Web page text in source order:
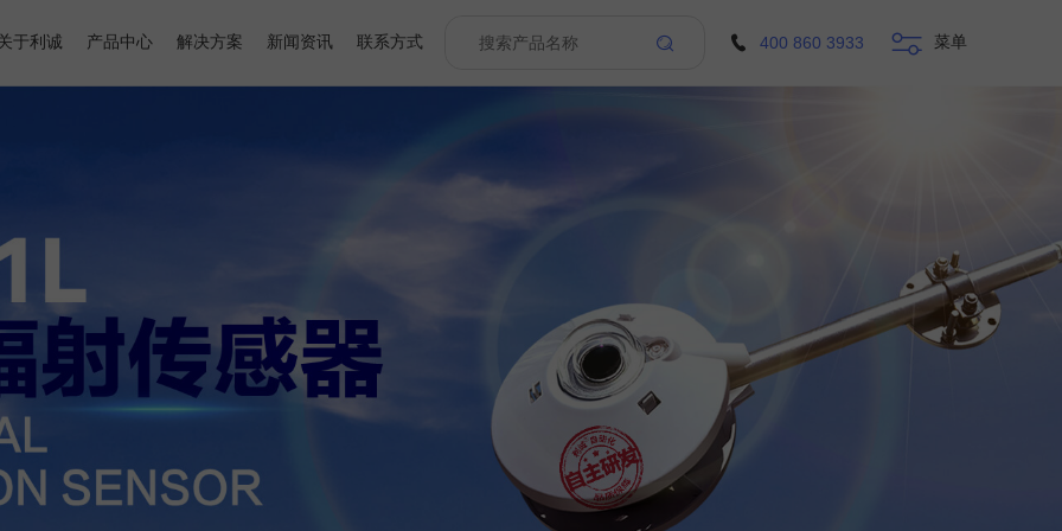
于利诚 产品中心 解决方案 新闻资讯 联系方式 400 860 3933 菜单